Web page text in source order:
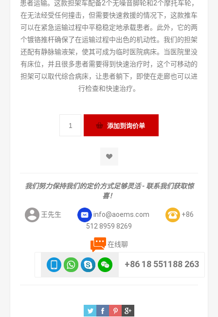
患者运输。这款担架车配备2个无噪音脚轮和2个摩托车轮，
在无法经受任何撞击，但需要快速救援的情况下，这款推车
可以在紧急运输过程中平稳稳定地承载患者。此外，它的两
个镀铬推杆确保了在运输过程中出色的机动性。我们的担架
还配有静脉输液架，使其可成为临时医院病床。当医院里没
有床位，并且很多患者需要得到快速治疗时，这个可移动的
担架可以取代综合病床，让患者躺下，即使在走廊也可以进
行检查和快速治疗。
我们努力保持我们的定价方式足够灵活 - 联系我们获取惊
喜！
王先生 info@aoems.com
+86
512 8959 8269
在线聊
+86 18 551188 263